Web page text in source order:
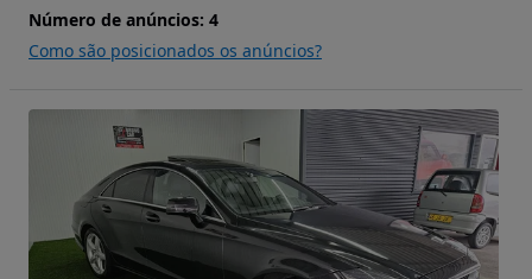
Número de anúncios: 4
Como são posicionados os anúncios?